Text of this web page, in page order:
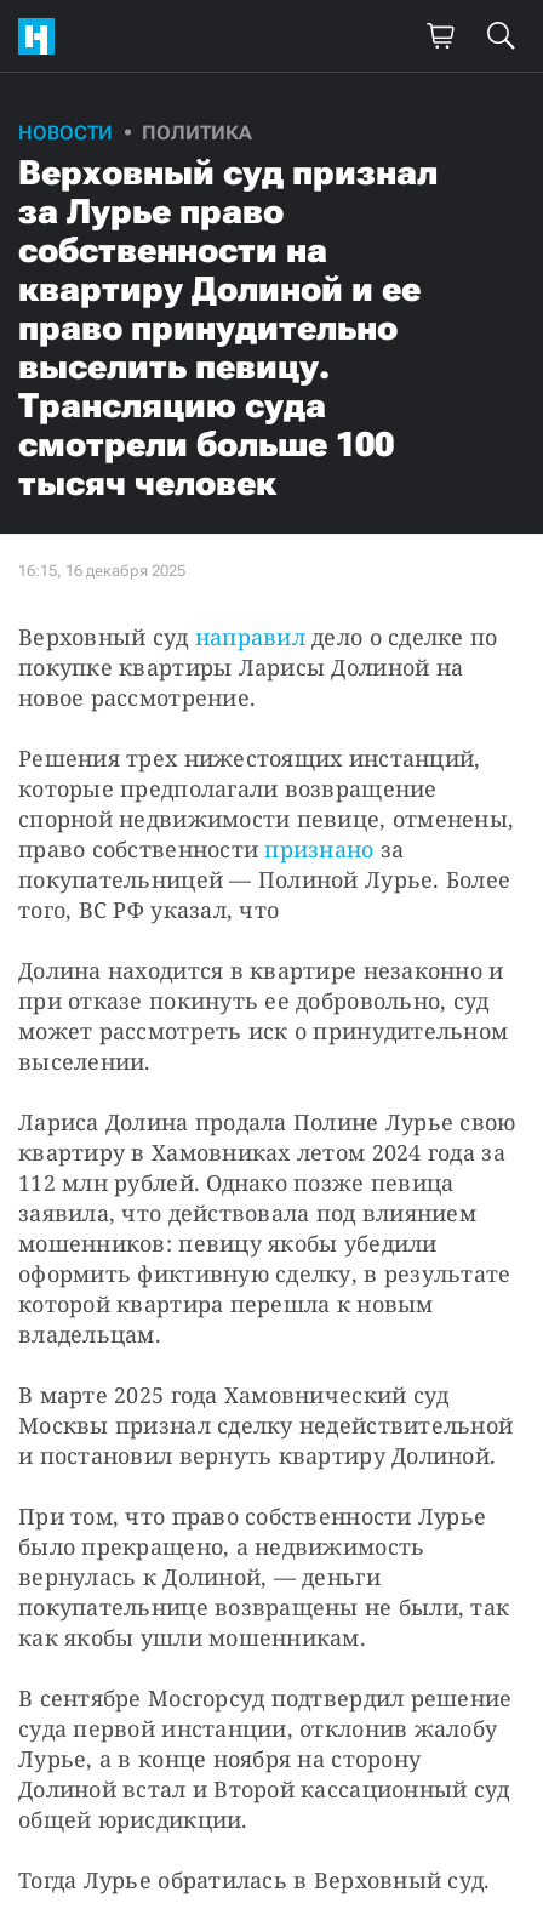
НОВОСТИ ПОЛИТИКА
Верховный суд признал
за Лурье право
собственности на
квартиру Долиной и ее
право принудительно
выселить певицу.
Трансляцию суда
смотрели больше 100
тысяч человек
Верховный суд направил дело о сделке по
покупке квартиры Ларисы Долиной на
новое рассмотрение.
Решения трех нижестоящих инстанций,
которые предполагали возвращение
спорной недвижимости певице, отменены,
право собственности признано за
покупательницей — Полиной Лурье. Более
того, ВС РФ указал, что
Долина находится в квартире незаконно и
при отказе покинуть ее добровольно, суд
может рассмотреть иск о принудительном
выселении.
Лариса Долина продала Полине Лурье свою
квартиру в Хамовниках летом 2024 года за
112 млн рублей. Однако позже певица
заявила, что действовала под влиянием
мошенников: певицу якобы убедили
оформить фиктивную сделку, в результате
которой квартира перешла к новым
владельцам.
В марте 2025 года Хамовнический суд
Москвы признал сделку недействительной
и постановил вернуть квартиру Долиной.
При том, что право собственности Лурье
было прекращено, а недвижимость
вернулась к Долиной, — деньги
покупательнице возвращены не были, так
как якобы ушли мошенникам.
В сентябре Мосгорсуд подтвердил решение
суда первой инстанции, отклонив жалобу
Лурье, а в конце ноября на сторону
Долиной встал и Второй кассационный суд
общей юрисдикции.
Тогда Лурье обратилась в Верховный суд.